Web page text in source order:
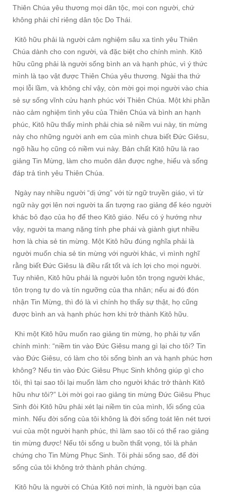
Thiên Chúa yêu thương mọi dân tộc, mọi con người, chứ
không phải chỉ riêng dân tộc Do Thái.
Kitô hữu phải là người cảm nghiệm sâu xa tình yêu Thiên
Chúa dành cho con người, và đặc biệt cho chính mình. Kitô
hữu cũng phải là người sống bình an và hạnh phúc, vì ý thức
mình là tạo vật được Thiên Chúa yêu thương. Ngài tha thứ
mọi lỗi lầm, và không chỉ vậy, còn mời gọi mọi người vào chia
sẻ sự sống vĩnh cửu hạnh phúc với Thiên Chúa. Một khi phần
nào cảm nghiệm tình yêu của Thiên Chúa và bình an hạnh
phúc, Kitô hữu thấy mình phải chia sẻ niềm vui này, tin mừng
này cho những người anh em của mình chưa biết Đức Giêsu,
ngõ hầu họ cũng có niềm vui này. Bản chất Kitô hữu là rao
giảng Tin Mừng, làm cho muôn dân được nghe, hiểu và sống
đáp trả tình yêu Thiên Chúa.
Ngày nay nhiều người “dị ứng” với từ ngữ truyền giáo, vì từ
ngữ này gợi lên nơi người ta ấn tượng rao giảng để kéo người
khác bỏ đạo của họ để theo Kitô giáo. Nếu có ý hướng như
vậy, người ta mang nặng tính phe phái và giành giựt nhiều
hơn là chia sẻ tin mừng. Một Kitô hữu đúng nghĩa phải là
người muốn chia sẻ tin mừng với người khác, vì mình nghĩ
rằng biết Đức Giêsu là điều rất tốt và ích lợi cho mọi người.
Tuy nhiên, Kitô hữu phải là người luôn tôn trọng người khác,
tôn trọng tự do và tín ngưỡng của tha nhân; nếu ai đó đón
nhận Tin Mừng, thì đó là vì chính họ thấy sự thật, họ cũng
được bình an và hạnh phúc hơn khi trở thành Kitô hữu.
Khi một Kitô hữu muốn rao giảng tin mừng, họ phải tự vấn
chính mình: “niềm tin vào Đức Giêsu mang gì lại cho tôi? Tin
vào Đức Giêsu, có làm cho tôi sống bình an và hạnh phúc hơn
không? Nếu tin vào Đức Giêsu Phục Sinh không giúp gì cho
tôi, thì tại sao tôi lại muốn làm cho người khác trở thành Kitô
hữu như tôi?” Lời mời gọi rao giảng tin mừng Đức Giêsu Phục
Sinh đòi Kitô hữu phải xét lại niềm tin của mình, lối sống của
mình. Nếu đời sống của tôi không là đời sống toát lên nét tươi
vui của một người hạnh phúc, thì làm sao tôi có thể rao giảng
tin mừng được! Nếu tôi sống u buồn thất vọng, tôi là phản
chứng cho Tin Mừng Phục Sinh. Tôi phải sống sao, để đời
sống của tôi không trở thành phản chứng.
Kitô hữu là người có Chúa Kitô nơi mình, là người bạn của